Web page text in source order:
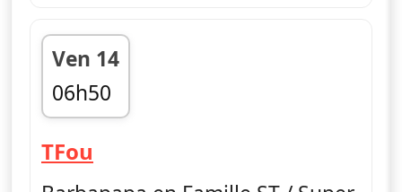
Ven 14
06h50
fin 11h30
TFou